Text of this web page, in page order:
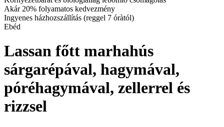
Akár 20% folyamatos kedvezmény
Ingyenes házhozszállítás (reggel 7 óràtól)
Ebéd
Lassan főtt marhahús
sárgarépával, hagymával,
póréhagymával, zellerrel és
rizzsel